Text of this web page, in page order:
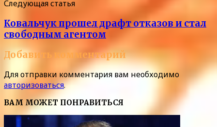
Следующая статья
Ковальчук прошел драфт отказов и стал
свободным агентом
Добавить комментарий
Для отправки комментария вам необходимо
авторизоваться.
ВАМ МОЖЕТ ПОНРАВИТЬСЯ